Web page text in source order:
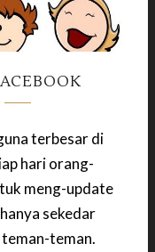
terbesar di
hari orang-
meng-update
sekedar
teman.